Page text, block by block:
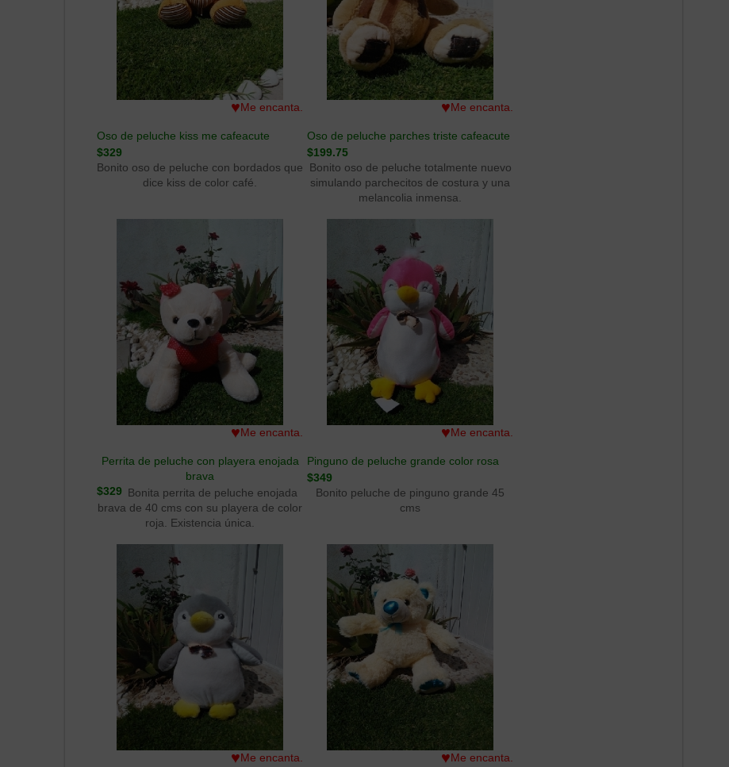
♥Me encanta.
Oso de peluche kiss me cafeacute
$329
Bonito oso de peluche con bordados que
dice kiss de color café.
♥Me encanta.
Oso de peluche parches triste cafeacute
$199.75
Bonito oso de peluche totalmente nuevo
simulando parchecitos de costura y una
melancolia inmensa.
♥Me encanta.
Perrita de peluche con playera enojada
brava
$329 Bonita perrita de peluche enojada
brava de 40 cms con su playera de color
roja. Existencia única.
♥Me encanta.
Pinguno de peluche grande color rosa
$349
Bonito peluche de pinguno grande 45
cms
♥Me encanta. ♥Me encanta.